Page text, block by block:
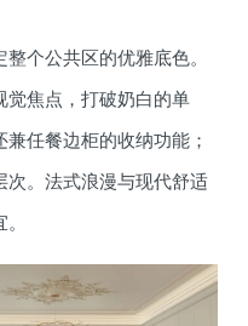
个公共区的优雅底色。
觉焦点，打破奶白的单
任餐边柜的收纳功能；
。法式浪漫与现代舒适